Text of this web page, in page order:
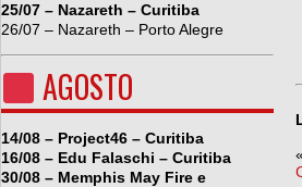
25/07 – Nazareth – Curitiba
26/07 – Nazareth – Porto Alegre
AGOSTO
14/08 – Project46 – Curitiba
16/08 – Edu Falaschi – Curitiba
30/08 – Memphis May Fire e